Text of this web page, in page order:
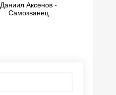
Даниил Аксенов -
Самозванец